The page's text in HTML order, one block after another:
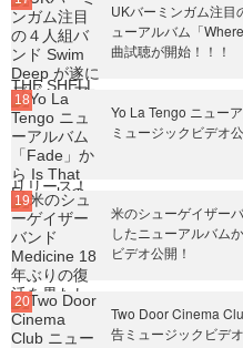
UKバーミンガム注目
ューアルバム「
曲試聴が開始！！！
Yo La Tengo ニュー
ミュージックビデオ
米のシューゲイザー
したニューアルバム
ビデオ公開！
Two Door Cinema
告ミュージックビデ